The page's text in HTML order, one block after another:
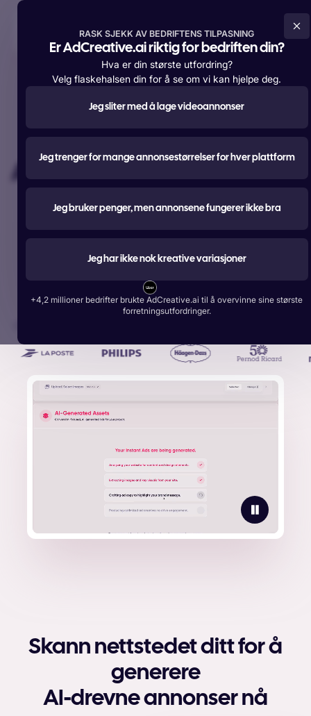
RASK SJEKK AV BEDRIFTENS TILPASNING
Er AdCreative.ai riktig for bedriften din?
Hva er din største utfordring?
Velg flaskehalsen din for å se om vi kan hjelpe deg.
Jeg sliter med å lage videoannonser
Jeg trenger for mange annonsestørrelser for hver plattform
Jeg bruker penger, men annonsene fungerer ikke bra
Jeg har ikke nok kreative variasjoner
+4,2 millioner bedrifter brukte AdCreative.ai til å overvinne sine største
forretningsutfordringer.
Prøv gratis nå
Støtter over 4 200 000 medlemmer
#1 mest brukte
AI-verktøy for annonsering
resultater.
Prøv gratis nå
Start gratis med Google
Skann nettstedet ditt for å
generere
AI-drevne annonser nå